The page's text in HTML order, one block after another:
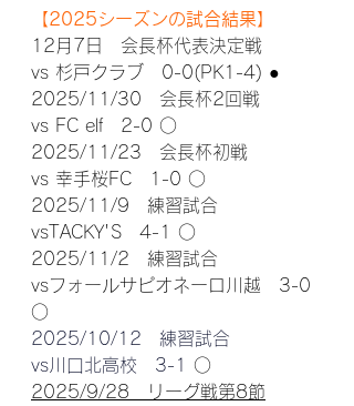
【2025シーズンの試合結果】
12月7日　会長杯代表決定戦
vs 杉戸クラブ　0-0(PK1-4) ●
2025/11/30　会長杯2回戦
vs FC elf　2-0 ○
2025/11/23　会長杯初戦
vs 幸手桜FC　1-0 ○
2025/11/9　練習試合
vsTACKY'S　4-1 ○
2025/11/2　練習試合
vsフォールサピオネーロ川越　3-0
○
2025/10/12　練習試合
vs川口北高校　3-1 ○
2025/9/28　リーグ戦第8節